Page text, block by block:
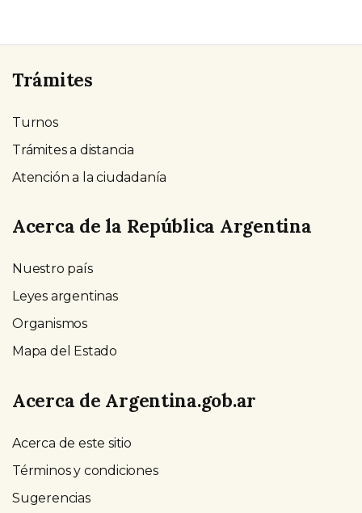
Trámites
Turnos
Trámites a distancia
Atención a la ciudadanía
Acerca de la República Argentina
Nuestro país
Leyes argentinas
Organismos
Mapa del Estado
Acerca de Argentina.gob.ar
Acerca de este sitio
Términos y condiciones
Sugerencias